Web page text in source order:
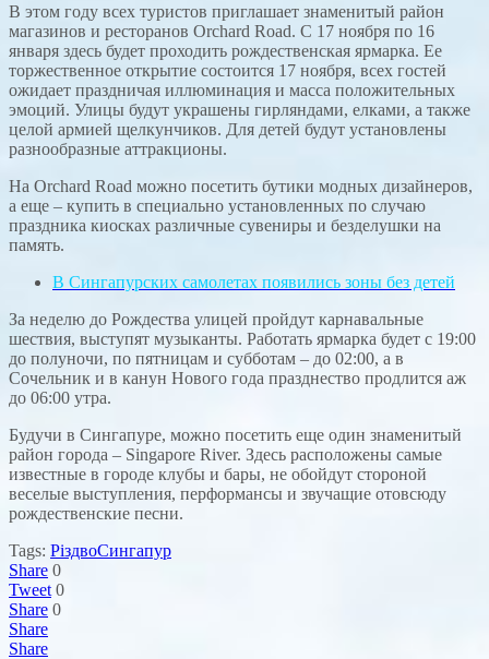
В этом году всех туристов приглашает знаменитый район
магазинов и ресторанов Orchard Road. С 17 ноября по 16
января здесь будет проходить рождественская ярмарка. Ее
торжественное открытие состоится 17 ноября, всех гостей
ожидает праздничая иллюминация и масса положительных
эмоций. Улицы будут украшены гирляндами, елками, а также
целой армией щелкунчиков. Для детей будут установлены
разнообразные аттракционы.
На Orchard Road можно посетить бутики модных дизайнеров,
а еще – купить в специально установленных по случаю
праздника киосках различные сувениры и безделушки на
память.
В Сингапурских самолетах появились зоны без детей
За неделю до Рождества улицей пройдут карнавальные
шествия, выступят музыканты. Работать ярмарка будет с 19:00
до полуночи, по пятницам и субботам – до 02:00, а в
Сочельник и в канун Нового года празднество продлится аж
до 06:00 утра.
Будучи в Сингапуре, можно посетить еще один знаменитый
район города – Singapore River. Здесь расположены самые
известные в городе клубы и бары, не обойдут стороной
веселые выступления, перформансы и звучащие отовсюду
рождественские песни.
Tags: РіздвоСингапур
Share 0
Tweet 0
Share 0
Share
Share